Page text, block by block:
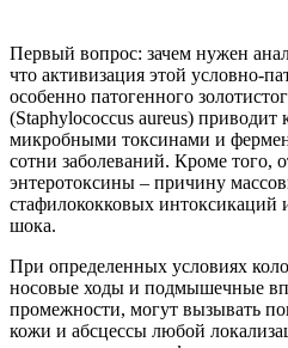
Первый вопрос: зачем нужен
что активизация этой условно-
особенно патогенного
(Staphylococcus aureus)
микробными токсинами и
сотни заболеваний. Кроме
энтеротоксины – причину
стафилококковых интоксикаций
шока.
При определенных условиях
носовые ходы и подмышечные
промежности, могут вызывать
кожи и абсцессы любой